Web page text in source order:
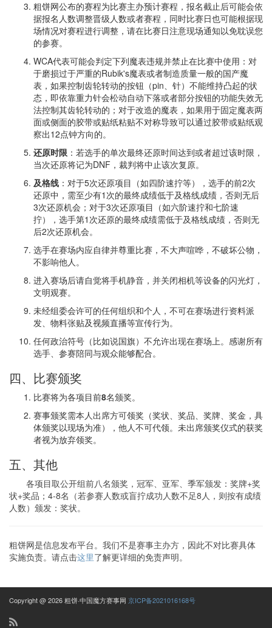
粗饼网公布的赛程为比赛主办预计赛程，报名截止后可能会依
据报名人数调整晋级人数或者赛程，同时比赛日也可能根据现
场情况对赛程进行调整，请在比赛日注意现场通知以免耽误您
的参赛。
WCA代表可能会判定下列魔表违规并禁止在比赛中使用：对
于磨损过于严重的Rubik's魔表或者制造质量一般的国产魔
表，如果控制齿轮转动的按钮（pin、针）不能维持凸起的状
态，即依靠重力针会松动自动下落或者部分按钮的功能失效无
法控制其齿轮转动的；对于改造的魔表，如果用于固定魔表两
面或侧面的胶带或贴纸粘贴不对称导致可以通过胶带或贴纸观
察出12点钟方向的。
还原时限 ：若选手的单次最终还原时间达到或者超过该时限，
当次还原将记为DNF，裁判将中止该次复原。
及格线 ：对于5次还原项目（如四阶速拧等），选手的前2次
还原中，需至少有1次的最终成绩低于及格线成绩，否则无后
3次还原机会；对于3次还原项目（如六阶速拧和七阶速
拧），选手第1次还原的最终成绩需低于及格线成绩，否则无
后2次还原机会。
选手在赛场内应自律并尊重比赛，不大声喧哗，不破坏公物，
不影响他人。
进入赛场后请自觉将手机静音，并关闭相机等设备的闪光灯，
文明观赛。
未经组委会许可的任何组织和个人，不可在赛场进行资料派
发、物料张贴及视频直播等宣传行为。
任何政治符号（比如说国旗）不允许出现在赛场上。感谢所有
选手、参赛陪同与观众能够配合。
四、比赛颁奖
比赛将为各项目前8名颁奖。
赛事颁奖需本人出席方可领奖（奖状、奖品、奖牌、奖金，具
体颁奖以现场为准），他人不可代领。未出席颁奖仪式的获奖
者视为放弃领奖。
五、其他
各项目取公开组前八名颁奖，冠军、亚军、季军颁发：奖牌+奖
状+奖品；4-8名（若参赛人数或盲拧成功人数不足8人，则按有成绩
人数）颁发：奖状。
粗饼网是信息发布平台。我们不是赛事主办方，因此不对比赛具体
实施负责。请点击这里了解更详细的免责声明。
Copyright @ 2026 粗饼·中国魔方赛事网 京ICP备2021016168号